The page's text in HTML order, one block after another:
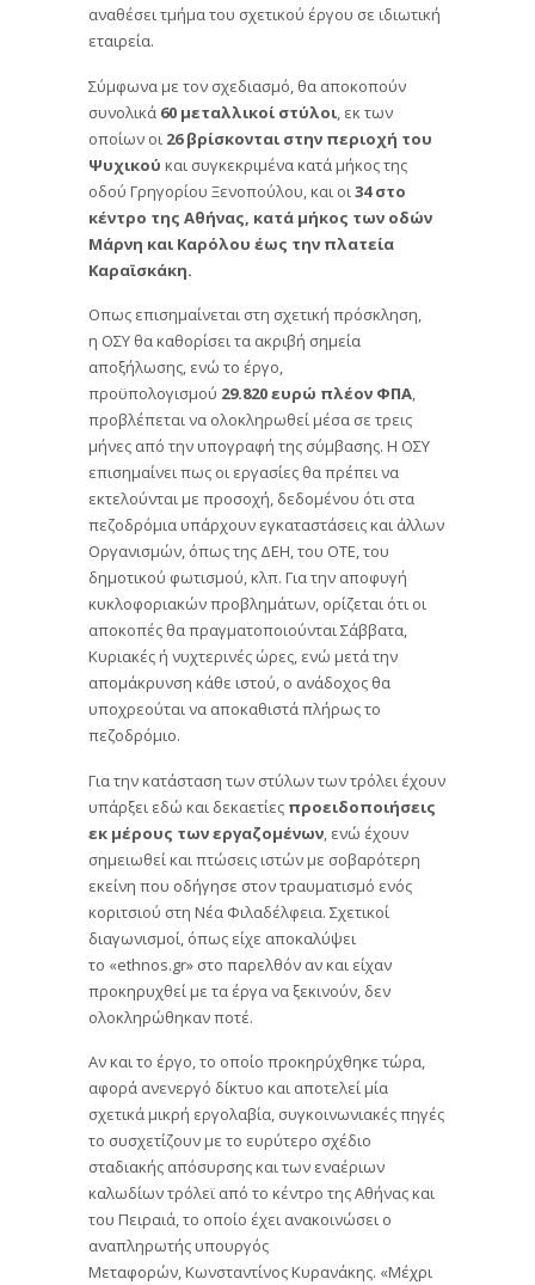
αναθέσει τμήμα του σχετικού έργου σε ιδιωτική
εταιρεία.
Σύμφωνα με τον σχεδιασμό, θα αποκοπούν
συνολικά 60 μεταλλικοί στύλοι , εκ των
οποίων οι 26 βρίσκονται στην περιοχή του
Ψυχικού και συγκεκριμένα κατά μήκος της
οδού Γρηγορίου Ξενοπούλου, και οι 34 στο
κέντρο της Αθήνας, κατά μήκος των οδών
Μάρνη και Καρόλου έως την πλατεία
Καραϊσκάκη.
Οπως επισημαίνεται στη σχετική πρόσκληση,
η ΟΣΥ θα καθορίσει τα ακριβή σημεία
αποξήλωσης, ενώ το έργο,
προϋπολογισμού 29.820 ευρώ πλέον ΦΠΑ
προβλέπεται να ολοκληρωθεί μέσα σε τρεις
μήνες από την υπογραφή της σύμβασης. Η ΟΣΥ
επισημαίνει πως οι εργασίες θα πρέπει να
εκτελούνται με προσοχή, δεδομένου ότι στα
πεζοδρόμια υπάρχουν εγκαταστάσεις και άλλων
Οργανισμών, όπως της ΔΕΗ, του ΟΤΕ, του
δημοτικού φωτισμού, κλπ. Για την αποφυγή
κυκλοφοριακών προβλημάτων, ορίζεται ότι οι
αποκοπές θα πραγματοποιούνται Σάββατα,
Κυριακές ή νυχτερινές ώρες, ενώ μετά την
απομάκρυνση κάθε ιστού, ο ανάδοχος θα
υποχρεούται να αποκαθιστά πλήρως το
πεζοδρόμιο.
Για την κατάσταση των στύλων των τρόλει έχουν
υπάρξει εδώ και δεκαετίες προειδοποιήσεις
εκ μέρους των εργαζομένων , ενώ έχουν
σημειωθεί και πτώσεις ιστών με σοβαρότερη
εκείνη που οδήγησε στον τραυματισμό ενός
κοριτσιού στη Νέα Φιλαδέλφεια. Σχετικοί
διαγωνισμοί, όπως είχε αποκαλύψει
το «ethnos.gr» στο παρελθόν αν και είχαν
προκηρυχθεί με τα έργα να ξεκινούν, δεν
ολοκληρώθηκαν ποτέ.
Αν και το έργο, το οποίο προκηρύχθηκε τώρα,
αφορά ανενεργό δίκτυο και αποτελεί μία
σχετικά μικρή εργολαβία, συγκοινωνιακές πηγές
το συσχετίζουν με το ευρύτερο σχέδιο
σταδιακής απόσυρσης και των εναέριων
καλωδίων τρόλεϊ από το κέντρο της Αθήνας και
του Πειραιά, το οποίο έχει ανακοινώσει ο
αναπληρωτής υπουργός
Μεταφορών, Κωνσταντίνος Κυρανάκης. «Μέχρι